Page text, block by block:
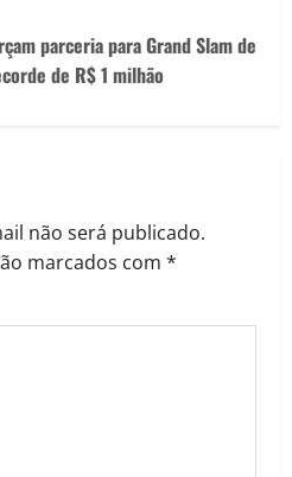
parceria para Grand Slam de
de R$ 1 milhão
não será publicado.
marcados com *